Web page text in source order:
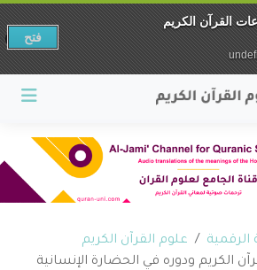
الرقمية
علوم القرآن الكريم
الكريم ودوره في الحضارة الإنسانية
القرآن الكريم
فتح